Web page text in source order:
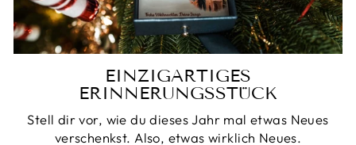
EINZIGARTIGES
ERINNERUNGSSTÜCK
Stell dir vor, wie du dieses Jahr mal etwas Neues
verschenkst. Also, etwas wirklich Neues.